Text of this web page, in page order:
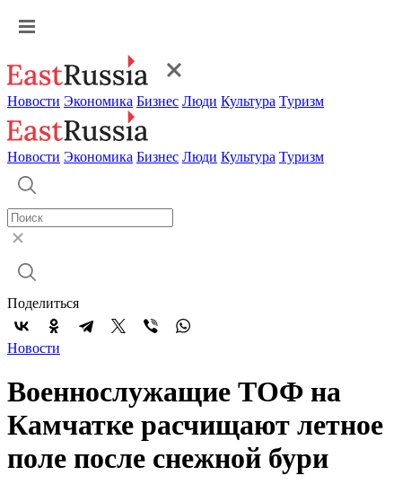
Новости Экономика Бизнес Люди Культура Туризм
Новости Экономика Бизнес Люди Культура Туризм
Поделиться
Новости
Военнослужащие ТОФ на
Камчатке расчищают летное
поле после снежной бури